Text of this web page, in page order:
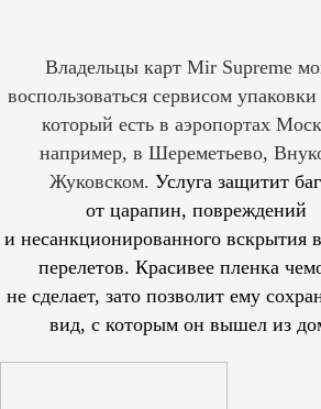
Владельцы карт Mir Supreme
воспользоваться сервисом
который есть в аэропортах
например, в Шереметьево,
Жуковском. Услуга защитит
от царапин, повреждений
и несанкционированного вскрытия
перелетов. Красивее пленка
не сделает, зато позволит ему
вид, с которым он вышел из